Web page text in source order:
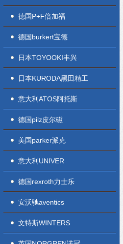
德国P+F倍加福
德国burkert宝德
日本TOYOOKI丰兴
日本KURODA黑田精工
意大利ATOS阿托斯
德国pilz皮尔磁
美国parker派克
意大利UNIVER
德国rexroth力士乐
安沃驰aventics
文特斯WINTERS